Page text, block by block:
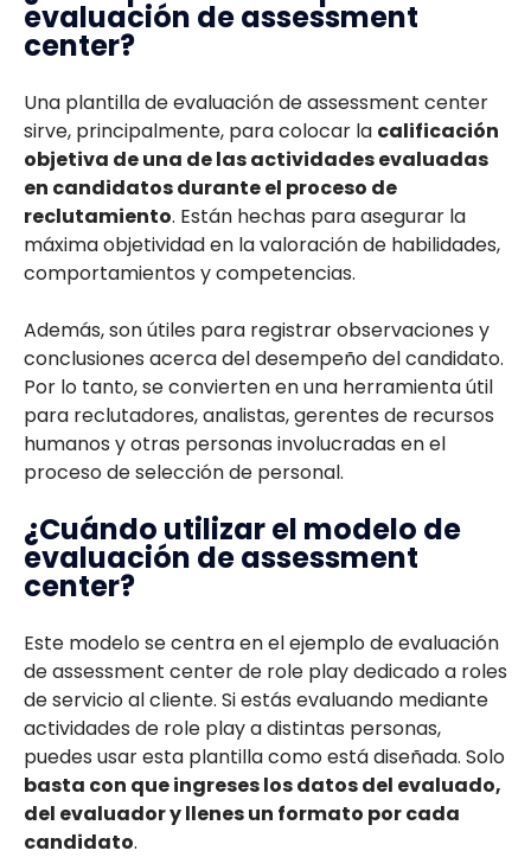
evaluación de assessment
center?
Una plantilla de evaluación de assessment center
sirve, principalmente, para colocar la calificación
objetiva de una de las actividades evaluadas
en candidatos durante el proceso de
reclutamiento. Están hechas para asegurar la
máxima objetividad en la valoración de habilidades,
comportamientos y competencias.
Además, son útiles para registrar observaciones y
conclusiones acerca del desempeño del candidato.
Por lo tanto, se convierten en una herramienta útil
para reclutadores, analistas, gerentes de recursos
humanos y otras personas involucradas en el
proceso de selección de personal.
¿Cuándo utilizar el modelo de
evaluación de assessment
center?
Este modelo se centra en el ejemplo de evaluación
de assessment center de role play dedicado a roles
de servicio al cliente. Si estás evaluando mediante
actividades de role play a distintas personas,
puedes usar esta plantilla como está diseñada. Solo
basta con que ingreses los datos del evaluado,
del evaluador y llenes un formato por cada
candidato.